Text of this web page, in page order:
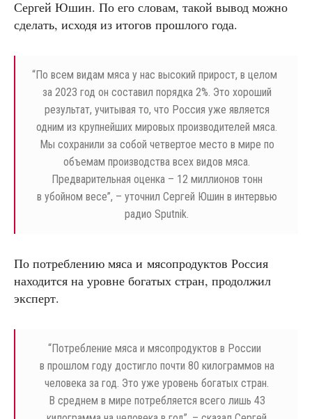
Сергей Юшин. По его словам, такой вывод можно
сделать, исходя из итогов прошлого года.
“По всем видам мяса у нас высокий прирост, в целом
за 2023 год он составил порядка 2%. Это хороший
результат, учитывая то, что Россия уже является
одним из крупнейших мировых производителей мяса.
Мы сохранили за собой четвертое место в мире по
объемам производства всех видов мяса.
Предварительная оценка – 12 миллионов тонн
в убойном весе”, – уточнил Сергей Юшин в интервью
радио Sputnik.
По потреблению мяса и мясопродуктов Россия
находится на уровне богатых стран, продолжил
эксперт.
“Потребление мяса и мясопродуктов в России
в прошлом году достигло почти 80 килограммов на
человека за год. Это уже уровень богатых стран.
В среднем в мире потребляется всего лишь 43